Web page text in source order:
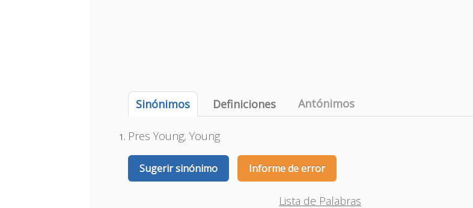
Sinónimos Definiciones Antónimos
Pres Young, Young
Sugerir sinónimo Informe de error
Lista de Palabras